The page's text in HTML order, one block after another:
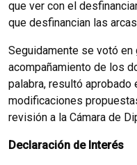
que ver con el
que desfinancian las
Seguidamente se votó en
acompañamiento de los
palabra, resultó aprobado
modificaciones
revisión a la Cámara de
Declaración de Interés